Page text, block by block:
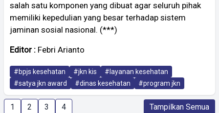
salah satu komponen yang dibuat agar seluruh pihak
memiliki kepedulian yang besar terhadap sistem
jaminan sosial nasional. (***)
Editor : Febri Arianto
#bpjs kesehatan #jkn kis
#layanan kesehatan
#satya jkn award
#dinas kesehatan #program jkn
1 2 3 4 Tampilkan Semua